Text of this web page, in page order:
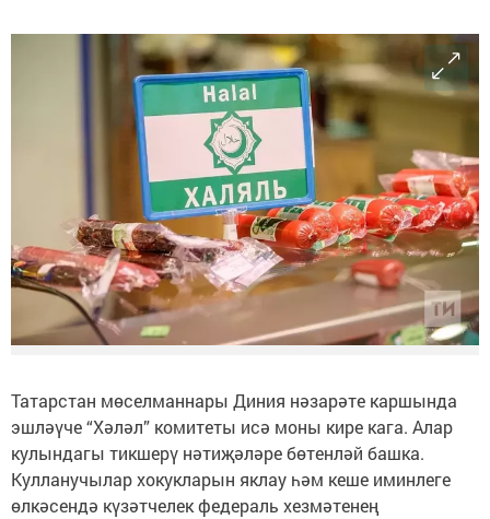
Татарстан мөселманнары Диния нәзарәте каршында
эшләүче “Хәләл” комитеты исә моны кире кага. Алар
кулындагы тикшерү нәтиҗәләре бөтенләй башка.
Кулланучылар хокукларын яклау һәм кеше иминлеге
өлкәсендә күзәтчелек федераль хезмәтенең